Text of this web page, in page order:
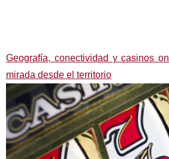
Geografía, conectividad y casinos
mirada desde el territorio